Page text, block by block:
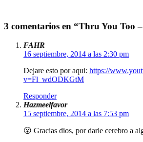
3 comentarios en “Thru You Too
FAHR
16 septiembre, 2014 a las 2:30 pm
Dejare esto por aqui: https://
v=Fl_wdODKGtM
Responder
Hazmeelfavor
15 septiembre, 2014 a las 7:53 pm
😮 Gracias dios, por darle cerebro a